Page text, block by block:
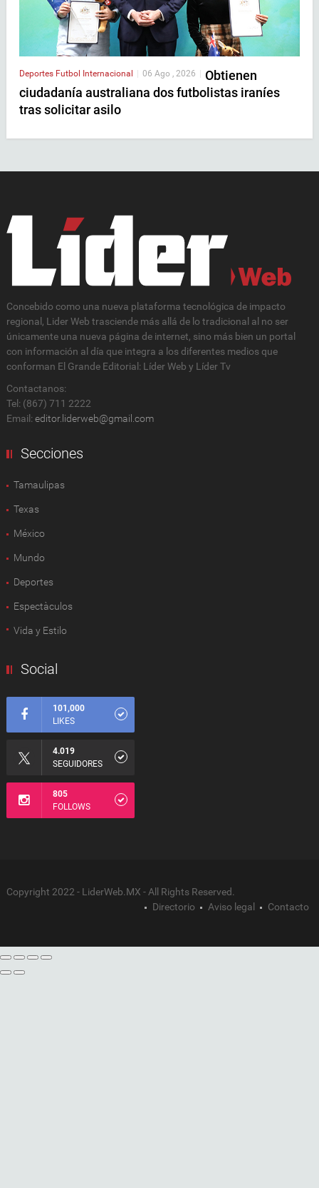
Deportes Futbol Internacional | 06 Ago , 2026 | Obtienen
ciudadanía australiana dos futbolistas iraníes
tras solicitar asilo
Concebido como una nueva plataforma tecnológica de impacto
regional, Lider Web trasciende más allá de lo tradicional al no ser
únicamente una nueva página de internet, sino más bien un portal
con información al día que integra a los diferentes medios que
conforman El Grande Editorial: Líder Web y Líder Tv
Contactanos:
Tel: (867) 711 2222
Email: editor.liderweb@gmail.com
Secciones
Tamaulipas
Texas
México
Mundo
Deportes
Espectàculos
Vida y Estilo
Social
101,000
LIKES
4.019
SEGUIDORES
805
FOLLOWS
Copyright 2022 - LiderWeb.MX - All Rights Reserved.
Directorio
Aviso legal Contacto